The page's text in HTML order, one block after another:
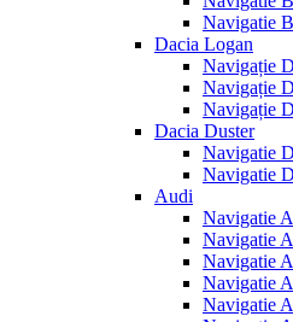
Navigatie
Dacia Logan
Navigație
Navigație
Navigație
Dacia Duster
Navigatie
Navigatie
Audi
Navigatie
Navigatie
Navigatie
Navigatie
Navigatie